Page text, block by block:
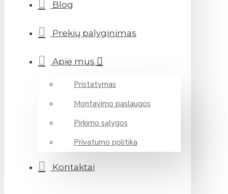
Blog
Prekių palyginimas
Apie mus
Pristatymas
Montavimo paslaugos
Pirkimo sąlygos
Privatumo politika
Kontaktai